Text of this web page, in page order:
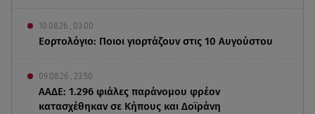
10.08.26 , 03:00
Εορτολόγιο: Ποιοι γιορτάζουν στις 10 Αυγούστου
09.08.26 , 23:50
ΑΑΔΕ: 1.296 φιάλες παράνομου φρέον
κατασχέθηκαν σε Κήπους και Δοϊράνη